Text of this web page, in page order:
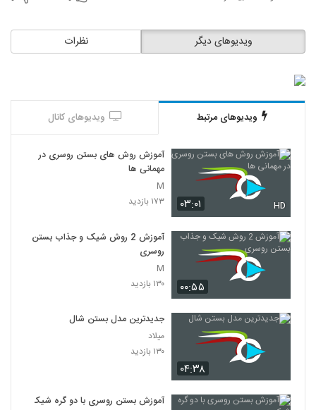
نظرات ویدیوهای دیگر
ویدیوهای مرتبط ویدیوهای کانال
۰۳:۰۱ HD
آموزش روش های بستن روسری در
مهمانی ها
M
۱۷۳ بازدید
۰۰:۵۵
آموزش 2 روش شیک و جذاب بستن
روسری
M
۱۳۰ بازدید
۰۴:۳۸
جدیدترین مدل بستن شال
میلاد
۱۳۰ بازدید
آموزش بستن روسری با دو گره شیک